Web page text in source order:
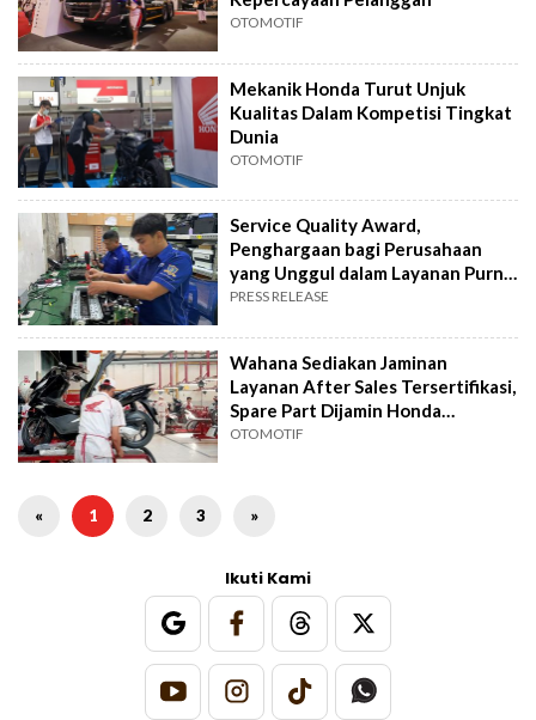
OTOMOTIF
Mekanik Honda Turut Unjuk
Kualitas Dalam Kompetisi Tingkat
Dunia
OTOMOTIF
Service Quality Award,
Penghargaan bagi Perusahaan
yang Unggul dalam Layanan Purna
Jual
PRESS RELEASE
Wahana Sediakan Jaminan
Layanan After Sales Tersertifikasi,
Spare Part Dijamin Honda
Genuine
OTOMOTIF
« 1 2 3 »
Ikuti Kami